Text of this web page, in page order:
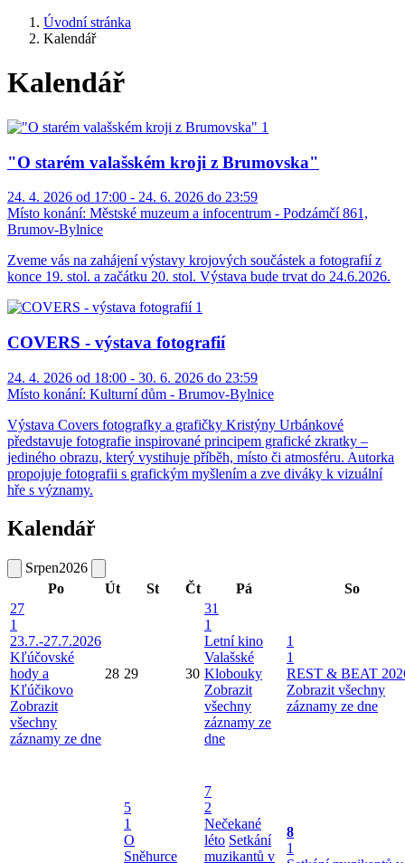
Úvodní stránka
Kalendář
Kalendář
"O starém valašském kroji z Brumovska"
24. 4. 2026 od 17:00 - 24. 6. 2026 do 23:59
Místo konání: Městské muzeum a infocentrum - Podzámčí 861,
Brumov-Bylnice
Zveme vás na zahájení výstavy krojových součástek a fotografií z
konce 19. stol. a začátku 20. stol. Výstava bude trvat do 24.6.2026.
COVERS - výstava fotografií
24. 4. 2026 od 18:00 - 30. 6. 2026 do 23:59
Místo konání: Kulturní dům - Brumov-Bylnice
Výstava Covers fotografky a grafičky Kristýny Urbánkové
představuje fotografie inspirované principem grafické zkratky –
jediného obrazu, který vystihuje příběh, místo či atmosféru. Autorka
propojuje fotografii s grafickým myšlením a zve diváky k vizuální
hře s významy.
Kalendář
Srpen2026
Po
Út St Čt Pá
So
27
1
23.7.-27.7.2026
Kľúčovské
hody a
Kľúčikovo
Zobrazit
všechny
záznamy ze dne
28 29 30
31
1
Letní kino
Valašské
Klobouky
Zobrazit
všechny
záznamy ze
dne
1
1
REST & BEAT
Zobrazit všechny
záznamy ze dne
5
1
O
Sněhurce
7
2
Nečekané
léto Setkání
muzikantů v
8
1